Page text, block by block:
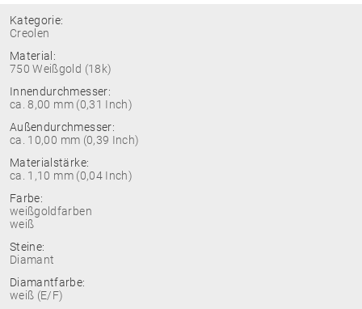
Kategorie:
Creolen
Material:
750 Weißgold (18k)
Innendurchmesser:
ca. 8,00 mm (0,31 Inch)
Außendurchmesser:
ca. 10,00 mm (0,39 Inch)
Materialstärke:
ca. 1,10 mm (0,04 Inch)
Farbe:
weißgoldfarben
weiß
Steine:
Diamant
Diamantfarbe:
weiß (E/F)